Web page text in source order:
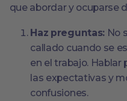
que abordar y ocuparse
Haz preguntas:No
callado cuando se
en el trabajo.
las expectativas y
confusiones.